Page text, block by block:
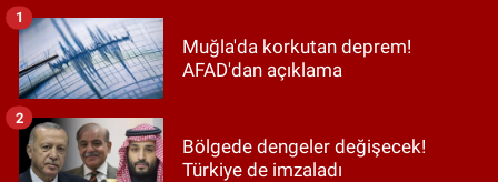
Muğla'da korkutan deprem!
AFAD'dan açıklama
1
Bölgede dengeler değişecek!
Türkiye de imzaladı
2